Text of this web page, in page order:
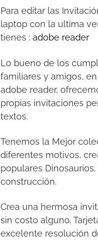
Para editar las
laptop con la ultima
tienes : adobe reader
Lo bueno de los
familiares y amigos,
adobe reader,
propias invitaciones
textos.
Tenemos la Mejor
diferentes motivos,
populares
construcción.
Crea una hermosa
sin costo alguno.
excelente resolución